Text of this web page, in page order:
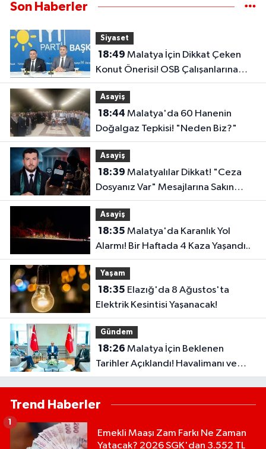
Son Haberler
Siyaset
18:49
Konut Önerisi! OSB Çalışanlarına
Faizsiz Ev Çağrısı..
Asayiş
18:44
Doğalgaz Tepkisi! "Neden Biz?"
Asayiş
18:39
Dosyanız Var" Mesajlarına Sakın
Kanmayın
Asayiş
18:35
Alarmı! Bir Haftada 4 Kaza Yaşandı..
Yaşam
18:35
Elektrik Kesintisi Yaşanacak!
Gündem
18:26
Tarihler Açıklandı! Havalimanı ve
Çevre Yolu Açılıyor..
Trend Haberler
Emekli Maaşı Zam Farkı Ne Zaman
Yatacak? 2026 SGK'dan 3.552 TL
1